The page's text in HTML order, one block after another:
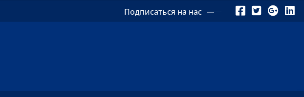
Подписаться на нас